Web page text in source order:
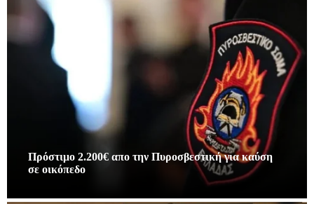
Πρόστιμο 2.200€ απο την Πυροσβεστική για καύση
σε οικόπεδο